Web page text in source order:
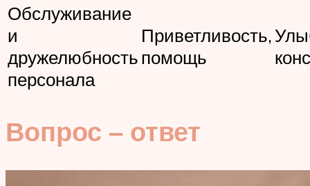
Обслуживание
и
дружелюбность
персонала
Приветливость,
помощь
Вопрос – ответ